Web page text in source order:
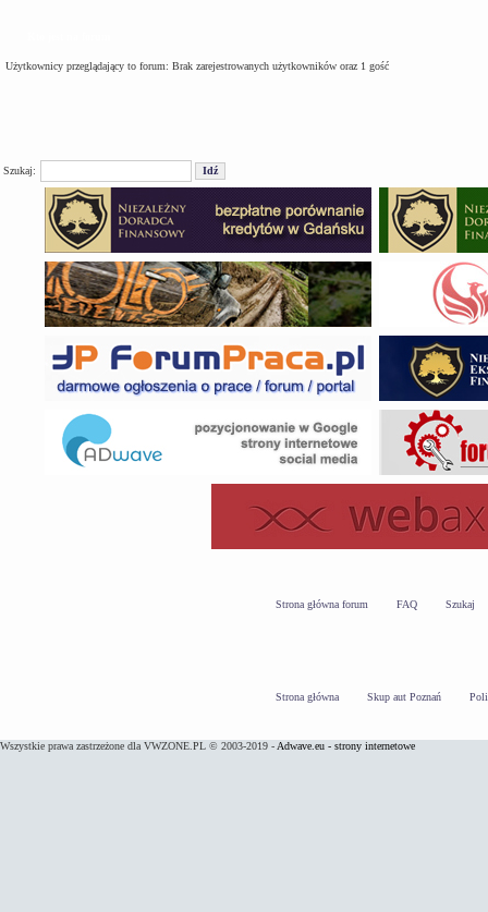
Użytkownicy przeglądający to forum: Brak zarejestrowanych użytkowników oraz 1 gość
Szukaj:
Strona główna forum FAQ Szukaj
Strona główna Skup aut Poznań
Wszystkie prawa zastrzeżone dla VWZONE.PL © 2003-2019 - Adwave.eu - strony internetowe